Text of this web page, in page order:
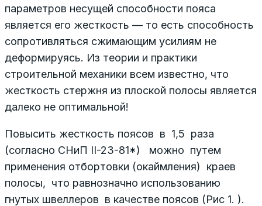
параметров несущей способности пояса
является его жесткость — то есть способность
сопротивляться сжимающим усилиям не
деформируясь. Из теории и практики
строительной механики всем известно, что
жесткость стержня из плоской полосы является
далеко не оптимальной!
Повысить жесткость поясов в 1,5 раза
(согласно СНиП II-23-81*) можно путем
применения отбортовки (окаймления) краев
полосы, что равнозначно использованию
гнутых швеллеров в качестве поясов (Рис 1. ).